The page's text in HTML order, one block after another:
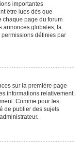
importantes
être lues dès que
chaque page du forum
annonces globales, la
définies par
sur la première page
informations relativement
Comme pour les
de publier des sujets